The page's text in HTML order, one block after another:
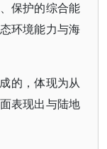
保护的综合能
环境能力与海
的，体现为从
表现出与陆地